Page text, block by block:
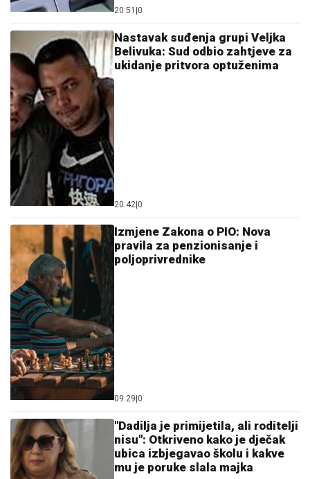
20:51 |0
Nastavak suđenja grupi Veljka
Belivuka: Sud odbio zahtjeve za
ukidanje pritvora optuženima
20:42|0
Izmjene Zakona o PIO: Nova
pravila za penzionisanje i
poljoprivrednike
09:29|0
"Dadilja je primijetila, ali roditelji
nisu": Otkriveno kako je dječak
ubica izbjegavao školu i kakve
mu je poruke slala majka